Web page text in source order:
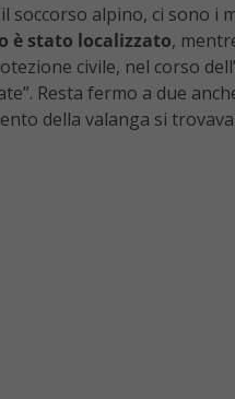
il soccorso alpino, ci sono
è stato localizzato,
civile, nel corso
Resta fermo a due
della valanga si